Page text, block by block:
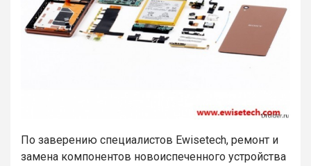
По заверению специалистов Ewisetech, ремонт и
замена компонентов новоиспеченного устройства